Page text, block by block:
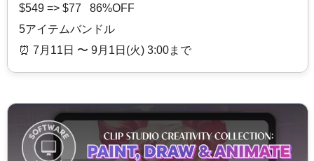
$549 => $77 86%OFF
5アイテムバンドル
⏰️ 7月11日 〜 9月1日(火) 3:00まで